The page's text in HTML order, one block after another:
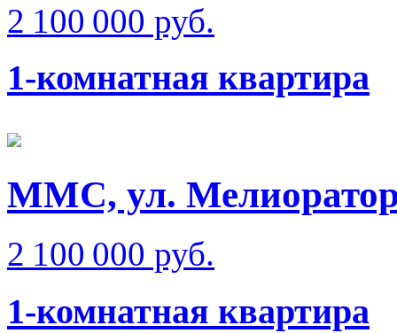
2 100 000 руб.
1-комнатная квартира
ММС, ул.
2 100 000 руб.
1-комнатная квартира